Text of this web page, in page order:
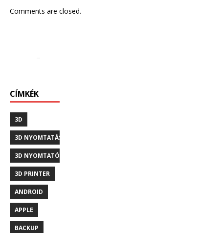
Comments are closed.
CÍMKÉK
3D
3D NYOMTATÁS
3D NYOMTATÓ
3D PRINTER
ANDROID
APPLE
BACKUP